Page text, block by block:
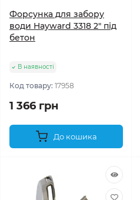
Форсунка для забору
води Hayward 3318 2" під
бетон
В наявності
Код товару: 17958
1 366 грн
До кошика